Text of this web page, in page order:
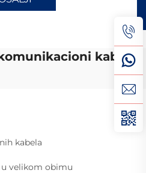
kabel
kabela
velikom obimu